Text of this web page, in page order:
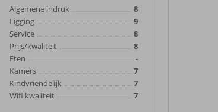
Algemene indruk
8
Ligging
9
Service
8
Prijs/kwaliteit
8
Eten
-
Kamers
7
Kindvriendelijk
7
Wifi kwaliteit
7